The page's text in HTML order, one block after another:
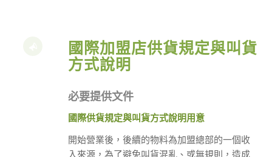
國際加盟店供貨規定與叫貨
方式說明
必要提供文件
國際供貨規定與叫貨方式說明用意
開始營業後，後續的物料為加盟總部的一個收
入來源，為了避免叫貨混亂、或無規則，造成